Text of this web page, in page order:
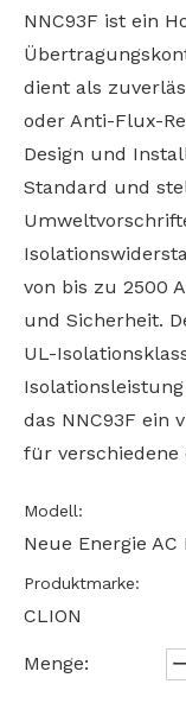
NNC93F ist ein
dient als
oder Anti-Flux-
Design und
Standard und
von bis zu 2500
und Sicherheit.
UL-
das NNC93F ein
für verschiedene
Modell:
Neue Energie AC
Produktmarke:
CLION
Menge: